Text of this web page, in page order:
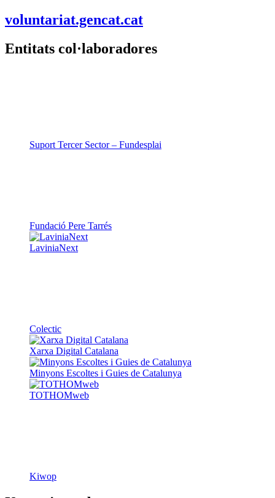
voluntariat.gencat.cat
Entitats col·laboradores
Suport Tercer Sector – Fundesplai
Fundació Pere Tarrés
LaviniaNext
Colectic
Xarxa Digital Catalana
Minyons Escoltes i Guies de Catalunya
TOTHOMweb
Kiwop